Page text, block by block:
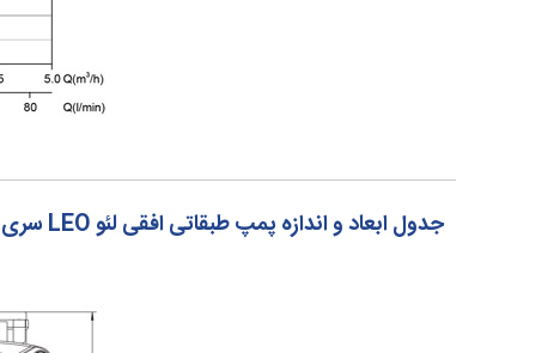
جدول ابعاد و اندازه پمپ طبقاتی افقی لئو LEO سری EMH(m)2